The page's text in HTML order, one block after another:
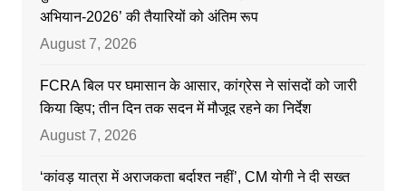
अभियान-2026’ की तैयारियों को अंतिम रूप
August 7, 2026
FCRA बिल पर घमासान के आसार, कांग्रेस ने सांसदों को जारी
किया व्हिप; तीन दिन तक सदन में मौजूद रहने का निर्देश
August 7, 2026
‘कांवड़ यात्रा में अराजकता बर्दाश्त नहीं’, CM योगी ने दी सख्त